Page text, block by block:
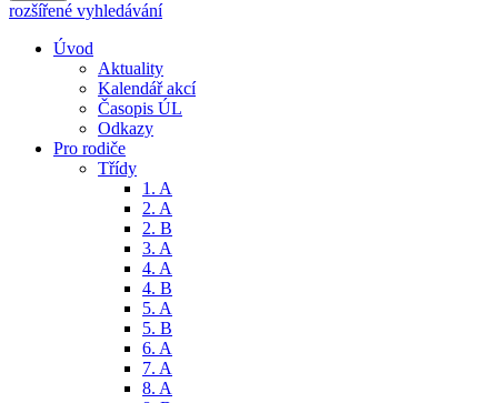
rozšířené vyhledávání
Úvod
Aktuality
Kalendář akcí
Časopis ÚL
Odkazy
Pro rodiče
Třídy
1. A
2. A
2. B
3. A
4. A
4. B
5. A
5. B
6. A
7. A
8. A